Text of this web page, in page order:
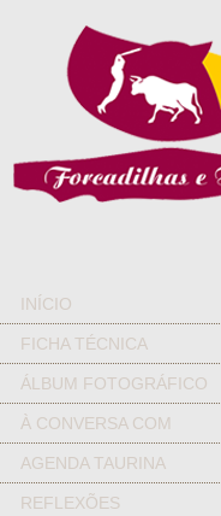
INÍCIO
FICHA TÉCNICA
ÁLBUM FOTOGRÁFICO
À CONVERSA COM
AGENDA TAURINA
REFLEXÕES